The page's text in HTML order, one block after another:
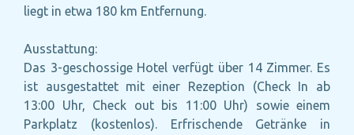
liegt in etwa 180 km Entfernung.
Ausstattung:
Das 3-geschossige Hotel verfügt über 14 Zimmer. Es
ist ausgestattet mit einer Rezeption (Check In ab
13:00 Uhr, Check out bis 11:00 Uhr) sowie einem
Parkplatz (kostenlos). Erfrischende Getränke in